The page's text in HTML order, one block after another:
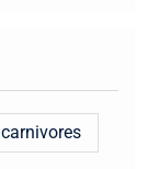
carnivores